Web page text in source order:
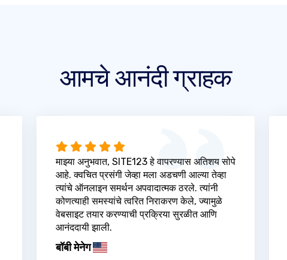
आमचे आनंदी ग्राहक
माझ्या अनुभवात, SITE123 हे वापरण्यास अतिशय सोपे
आहे. क्वचित प्रसंगी जेव्हा मला अडचणी आल्या तेव्हा
त्यांचे ऑनलाइन समर्थन अपवादात्मक ठरले. त्यांनी
कोणत्याही समस्यांचे त्वरित निराकरण केले, ज्यामुळे
वेबसाइट तयार करण्याची प्रक्रिया सुरळीत आणि
आनंददायी झाली.
बॉबी मेनेग